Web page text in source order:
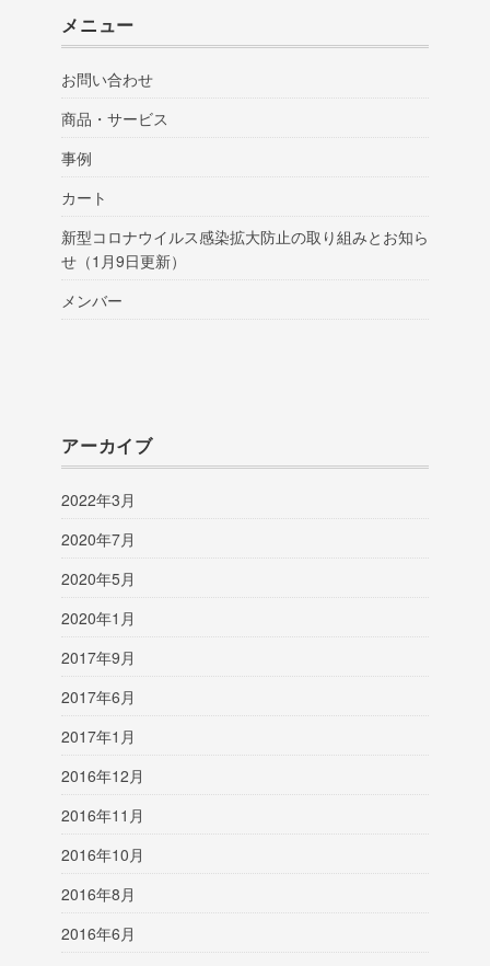
メニュー
お問い合わせ
商品・サービス
事例
カート
新型コロナウイルス感染拡大防止の取り組みとお知ら
せ（1月9日更新）
メンバー
アーカイブ
2022年3月
2020年7月
2020年5月
2020年1月
2017年9月
2017年6月
2017年1月
2016年12月
2016年11月
2016年10月
2016年8月
2016年6月